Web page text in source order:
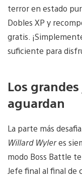
terror en estado
Dobles XP y
gratis.
suficiente para
Los
aguardan
La parte más
Willard Wyleres
modo Boss Battle
Jefe final al final de